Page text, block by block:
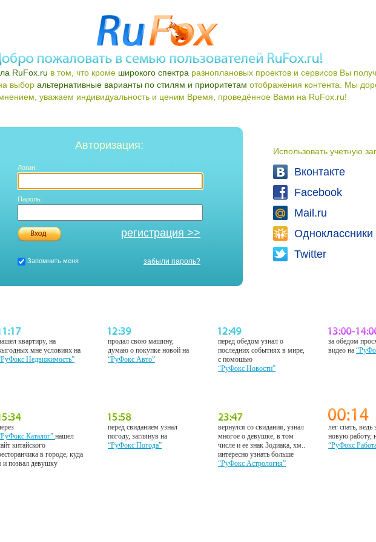
RuFox.ru в том, что кроме широкого спектра разноплановых проектов и сервисов Вы
выбор альтернативные варианты по стилям и приоритетам отображения контента. Мы
уважаем индивидуальность и ценим Время, проведённое Вами на RuFox.ru!
Использовать учетную
Вконтакте
Facebook
Mail.ru
Одноклассники
Twitter
Авторизация:
Логин:
Пароль:
регистрация >>
Запомнить меня забыли пароль?
квартиру, на
мне условиях на
Недвижимость”
продал свою машину,
думаю о покупке новой на
“РуФокс Авто”
перед обедом узнал о
последних событиях в мире,
с помошью
“РуФокс Новости”
за обедом
видео на
Каталог”нашел
китайского
в городе, куда
и позвал девушку
перед свиданием узнал
погоду, заглянув на
“РуФокс Погода”
вернулся со свидания, узнал
многое о девушке, в том
числе и ее знак Зодиака, хм..
интересно узнать больше
“РуФокс Астрология”
лег спать, ведь
новую работу,
“РуФокс